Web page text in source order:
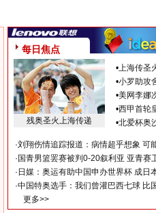
每日焦点
残奥圣火上海传递
•上海传圣
•小罗助攻
•美网李娜
•西甲首轮
•北爱杯奥
·刘翔伤情追踪报道：病情超乎想象 可
· 国青男篮罢赛被判0-20叙利亚 亚青赛
· 日媒：奥运有助中国申办世界杯 成日
·中国特奥选手：我们曾灌巴西七球 比
更多>>